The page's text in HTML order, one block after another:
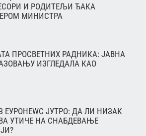
И РОДИТЕЉИ ЂАКА
МИНИСТРА
ПРОСВЕТНИХ РАДНИКА: ЈАВНА
ИЗГЛЕДАЛА КАО
ЕУРОНЕWС ЈУТРО: ДА ЛИ НИЗАК
УТИЧЕ НА СНАБДЕВАЊЕ